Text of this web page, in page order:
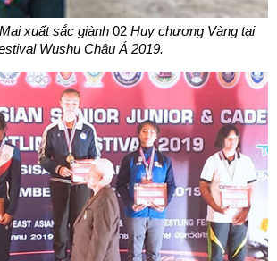
xuất sắc giành02 Huy chương Vàng tại
Wushu Châu Á 2019.